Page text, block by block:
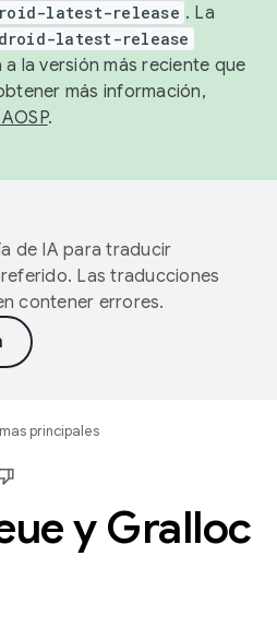
latest-release . La
latest-release
la versión más reciente que
más información,
.
de IA para traducir
Las traducciones
contener errores.
principales
y Gralloc